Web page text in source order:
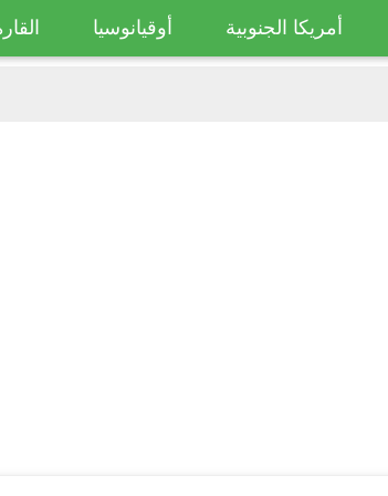
أمريكا الجنوبية أوقيانوسيا